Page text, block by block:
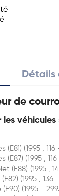
Détails
de
véhicules
(1995 , 116
(1995 , 116
(1995 ,
(1995 , 136
(1995 -